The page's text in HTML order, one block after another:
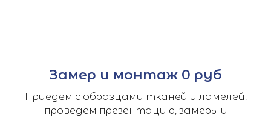
Замер и монтаж 0 руб
Приедем с образцами тканей и ламелей,
проведем презентацию, замеры и